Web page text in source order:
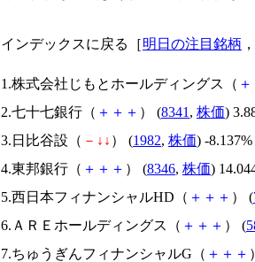
インデックスに戻る［明日の注目銘柄 ，
1.株式会社じもとホールディングス（ ＋
2.七十七銀行（ ＋ ＋ ＋ ） (8341 , 株価)
3.日比谷設（ － ↓ ↓ ） (1982, 株価) -8.137%
4.東邦銀行（ ＋ ＋ ＋ ） (8346, 株価)
5.西日本フィナンシャルHD（ ＋ ＋ ＋ ） (
6.ＡＲＥホールディングス（ ＋ ＋ ＋ ） (
7.ちゅうぎんフィナンシャルG（ ＋ ＋ ＋